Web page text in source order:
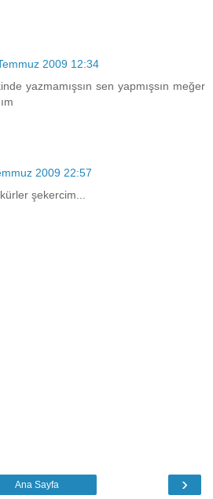
2009 12:34
yazmamışsın sen yapmışsın meğer
2009 22:57
şekercim...
›
Ana Sayfa